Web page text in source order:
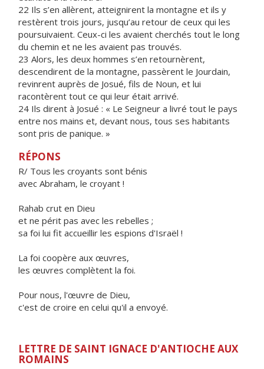
22 Ils s’en allèrent, atteignirent la montagne et ils y
restèrent trois jours, jusqu’au retour de ceux qui les
poursuivaient. Ceux-ci les avaient cherchés tout le long
du chemin et ne les avaient pas trouvés.
23 Alors, les deux hommes s’en retournèrent,
descendirent de la montagne, passèrent le Jourdain,
revinrent auprès de Josué, fils de Noun, et lui
racontèrent tout ce qui leur était arrivé.
24 Ils dirent à Josué : « Le Seigneur a livré tout le pays
entre nos mains et, devant nous, tous ses habitants
sont pris de panique. »
RÉPONS
R/ Tous les croyants sont bénis
avec Abraham, le croyant !
Rahab crut en Dieu
et ne périt pas avec les rebelles ;
sa foi lui fit accueillir les espions d'Israël !
La foi coopère aux œuvres,
les œuvres complètent la foi.
Pour nous, l'œuvre de Dieu,
c'est de croire en celui qu'il a envoyé.
LETTRE DE SAINT IGNACE D'ANTIOCHE AUX
ROMAINS